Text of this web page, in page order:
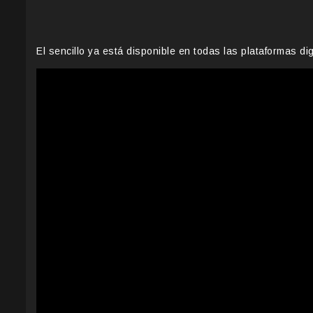
El sencillo ya está disponible en todas las plataformas